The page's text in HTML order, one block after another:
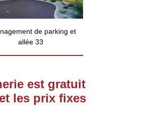
de parking et
allée 33
est gratuit
les prix fixes